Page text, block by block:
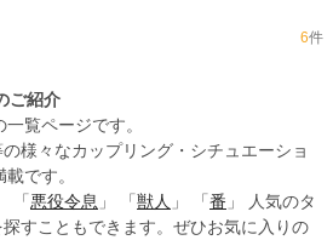
6件
ご紹介
覧ページです。
様々なカップリング・シチュエーショ
です。
「 悪役令息 」 「 獣人 」 「 番 」 人気のタ
すこともできます。ぜひお気に入りの